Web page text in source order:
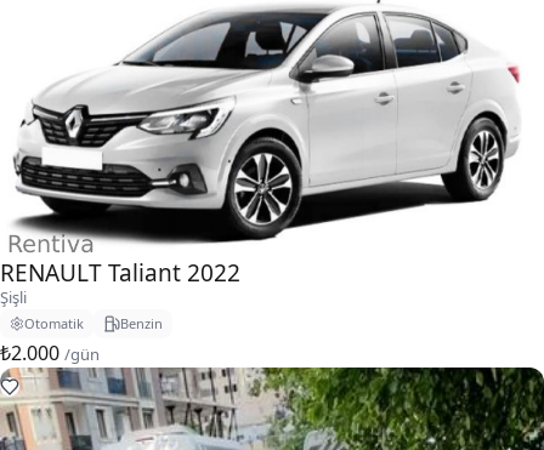
RENAULT Taliant 2022
Şişli
Otomatik Benzin
₺2.000 /gün